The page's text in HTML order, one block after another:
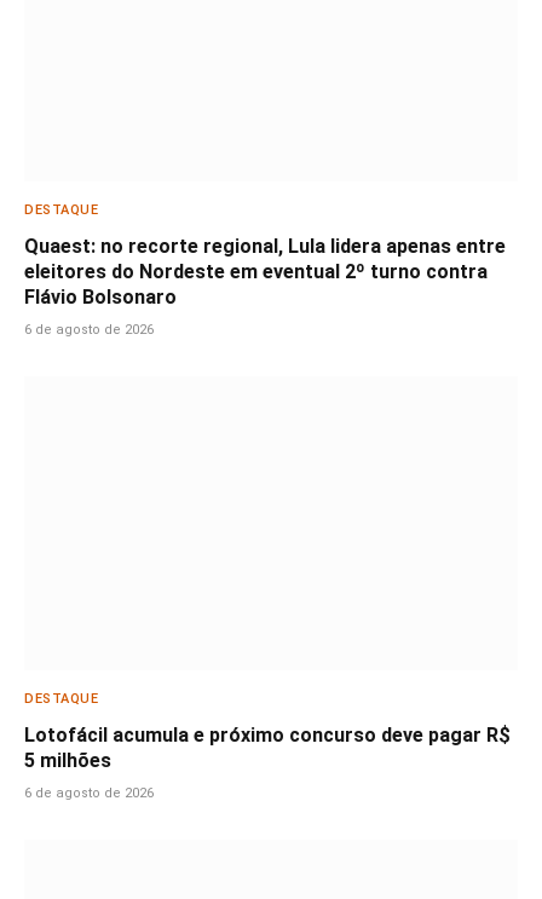
DESTAQUE
Quaest: no recorte regional, Lula lidera apenas entre
eleitores do Nordeste em eventual 2º turno contra
Flávio Bolsonaro
6 de agosto de 2026
DESTAQUE
Lotofácil acumula e próximo concurso deve pagar R$
5 milhões
6 de agosto de 2026